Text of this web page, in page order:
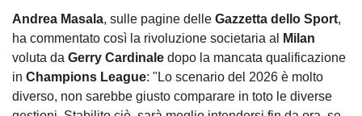
Andrea Masala, sulle pagine delle Gazzetta dello Sport,
ha commentato così la rivoluzione societaria al
Milan
voluta da Gerry Cardinale dopo la mancata qualificazione
in Champions League: "Lo scenario del 2026 è molto
diverso, non sarebbe giusto comparare in toto le diverse